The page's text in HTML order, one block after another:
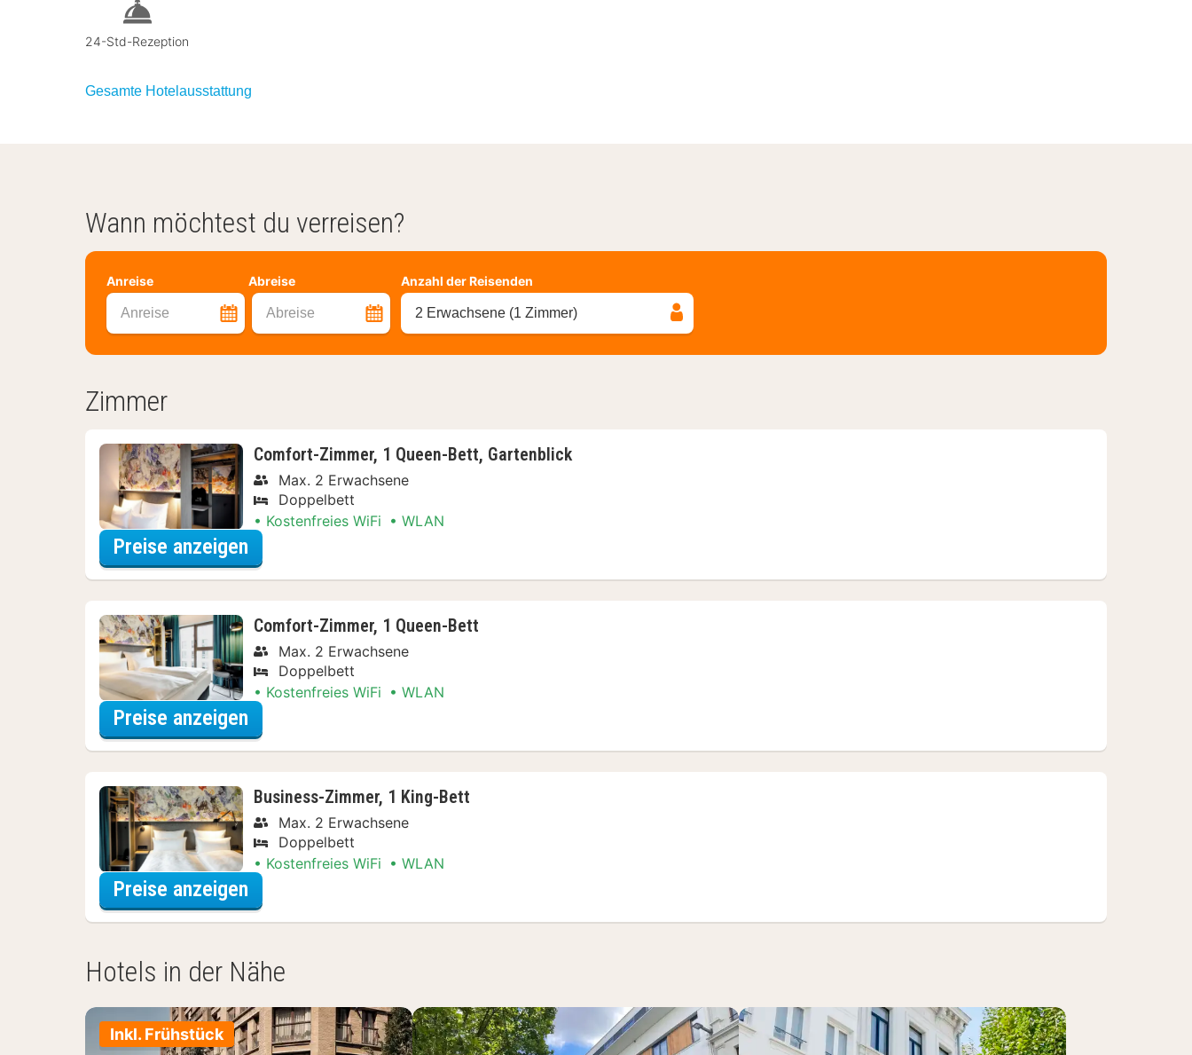
24-Std-Rezeption
Gesamte Hotelausstattung
Wann möchtest du verreisen?
Anreise Abreise
Anreise Abreise
Anzahl der Reisenden
2 Erwachsene (1 Zimmer)
Zimmer
Comfort-Zimmer, 1 Queen-Bett, Gartenblick
Max. 2 Erwachsene
Doppelbett
Kostenfreies WiFi
WLAN
Preise anzeigen
Comfort-Zimmer, 1 Queen-Bett
Max. 2 Erwachsene
Doppelbett
Kostenfreies WiFi
WLAN
Preise anzeigen
Business-Zimmer, 1 King-Bett
Max. 2 Erwachsene
Doppelbett
Kostenfreies WiFi
WLAN
Preise anzeigen
Hotels in der Nähe
Inkl. Frühstück